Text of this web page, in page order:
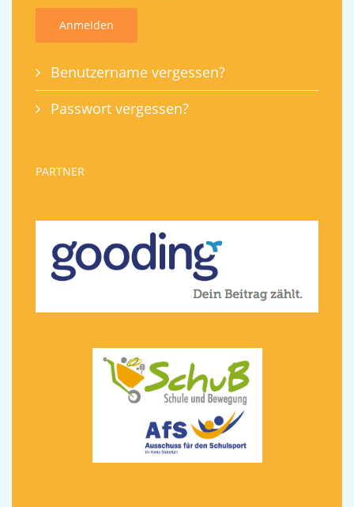
Anmelden
Benutzername vergessen?
Passwort vergessen?
PARTNER